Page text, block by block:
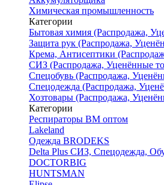
Химическая промышленность
Категории
Бытовая химия (Распродажа,
Защита рук (Распродажа,
Крема, Антисептики
СИЗ (Распродажа, Уценённые
Спецобувь (Распродажа,
Спецодежда (Распродажа,
Хозтовары (Распродажа,
Категории
Респираторы ВМ оптом
Lakeland
Одежда BRODEKS
Delta Plus СИЗ, Спецодежда,
DOCTORBIG
HUNTSMAN